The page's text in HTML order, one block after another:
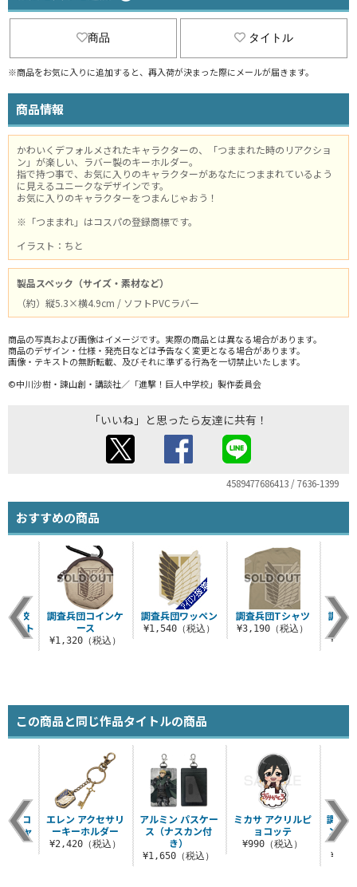
商品 タイトル
※商品をお気に入りに追加すると、再入荷が決まった際にメールが届きます。
商品情報
かわいくデフォルメされたキャラクターの、「つままれた時のリアクショ
ン」が楽しい、ラバー製のキーホルダー。
指で持つ事で、お気に入りのキャラクターがあなたにつままれているよう
に見えるユニークなデザインです。
お気に入りのキャラクターをつまんじゃおう！
※「つままれ」はコスパの登録商標です。
イラスト：ちと
製品スペック（サイズ・素材など）
（約）縦5.3×横4.9cm / ソフトPVCラバー
商品の写真および画像はイメージです。実際の商品とは異なる場合があります。
商品のデザイン・仕様・発売日などは予告なく変更となる場合があります。
画像・テキストの無断転載、及びそれに準ずる行為を一切禁止いたします。
©中川沙樹・諫山創・講談社／「進撃！巨人中学校」製作委員会
「いいね」と思ったら友達に共有！
4589477686413 / 7636-1399
おすすめの商品
調査兵団ワッペン
¥1,540（税込）
調査兵団Tシャツ
¥3,190（税込）
調査
学校
れスト
調査兵団コインケ
ース
¥1,320（税込）
この商品と同じ作品タイトルの商品
アルミン パスケー
ス（ナスカン付
き）
¥1,650（税込）
ミカサ アクリルピ
ョコッテ
¥990（税込）
調査
ンレ
ブロ
Tシャ
エレン アクセサリ
ーキーホルダー
¥2,420（税込）